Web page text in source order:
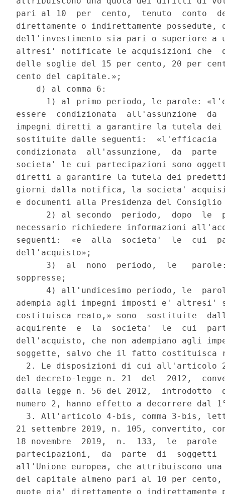
pari al 10  per  cento,  tenuto  conto
direttamente o indirettamente possedute,
dell'investimento sia pari o superiore a
altresi' notificate le acquisizioni che
delle soglie del 15 per cento, 20 per
cento del capitale.»;
    d) al comma 6:
1) al primo periodo, le parole:
essere  condizionata  all'assunzione
impegni diretti a garantire la tutela
sostituite dalle seguenti:  «l'efficacia
condizionata  all'assunzione,  da
societa' le cui partecipazioni sono
diretti a garantire la tutela dei
giorni dalla notifica, la societa'
e documenti alla Presidenza del
2) al secondo  periodo,  dopo  le
necessario richiedere informazioni
seguenti:  «e  alla  societa'  le  cui
dell'acquisto»;
3)  al  nono  periodo,  le
soppresse;
4) all'undicesimo periodo, le
adempia agli impegni imposti e'
costituisca reato,» sono  sostituite
acquirente  e  la  societa'  le  cui
dell'acquisto, che non adempiano agli
soggette, salvo che il fatto costituisca
2. Le disposizioni di cui all'articolo
del decreto-legge n. 21  del  2012,
dalla legge n. 56 del 2012,  introdotto
numero 2, hanno effetto a decorrere dal
3. All'articolo 4-bis, comma 3-bis,
21 settembre 2019, n. 105, convertito,
18 novembre  2019,  n.  133,  le
partecipazioni,  da  parte  di  soggetti
all'Unione europea, che attribuiscono
del capitale almeno pari al 10 per
quote gia' direttamente o indirettamente